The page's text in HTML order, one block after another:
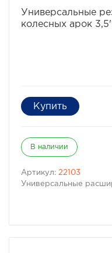
Универсальные
колесных арок
В наличии
Артикул: 22103
Универсальные